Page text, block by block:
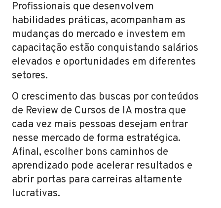
Profissionais que desenvolvem
habilidades práticas, acompanham as
mudanças do mercado e investem em
capacitação estão conquistando salários
elevados e oportunidades em diferentes
setores.
O crescimento das buscas por conteúdos
de Review de Cursos de IA mostra que
cada vez mais pessoas desejam entrar
nesse mercado de forma estratégica.
Afinal, escolher bons caminhos de
aprendizado pode acelerar resultados e
abrir portas para carreiras altamente
lucrativas.